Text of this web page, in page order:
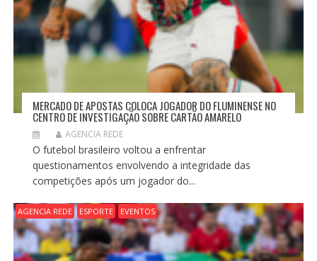
MERCADO DE APOSTAS COLOCA JOGADOR DO FLUMINENSE NO
CENTRO DE INVESTIGAÇÃO SOBRE CARTÃO AMARELO
AGENCIA REDE
O futebol brasileiro voltou a enfrentar
questionamentos envolvendo a integridade das
competições após um jogador do...
AGENCIA REDE ESPORTE EVENTOS